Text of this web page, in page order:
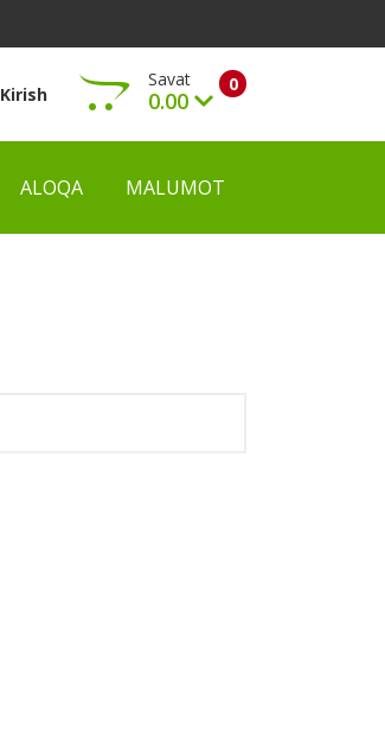
Kirish 0
Savat
0.00
Ko‘rish
ALOQA MALUMOT